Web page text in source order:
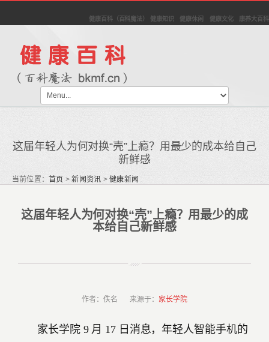
健康百科（百科魔法） 健康知识 健康休闲 健康文化 康养大百科
这届年轻人为何对换“壳”上瘾？用最少的成本给自己
新鲜感
当前位置：首页 >新闻资讯 >健康新闻
这届年轻人为何对换“壳”上瘾？用最少的成
本给自己新鲜感
作者：佚名 来源于： 家长学院
家长学院 9 月 17 日消息，年轻人智能手机的